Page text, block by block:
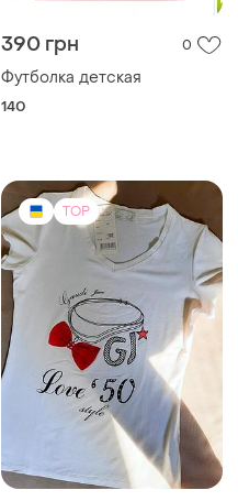
390 грн 0
Футболка детская
140
TOP